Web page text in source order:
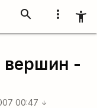
more_vert accessibility_new
search
вершин -
00:47 arrow_downward